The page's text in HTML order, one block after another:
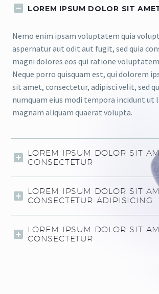
LOREM IPSUM DOLOR SIT
Nemo enim ipsam voluptatem quia
aspernatur aut odit aut fugit, sed quia
magni dolores eos qui ratione
Neque porro quisquam est, qui dolorem
sit amet, consectetur, adipisci velit, sed
numquam eius modi tempora incidunt ut
magnam aliquam quaerat volupta.
LOREM IPSUM DOLOR SIT
CONSECTETUR
LOREM IPSUM DOLOR SIT
CONSECTETUR ADIPISICING
LOREM IPSUM DOLOR SIT
CONSECTETUR